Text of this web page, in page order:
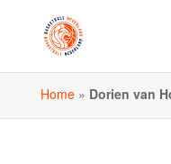
Home» Dorien van